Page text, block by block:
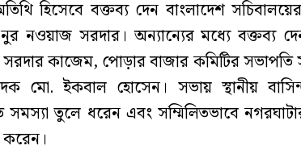
হিসেবে বক্তব্য দেন বাংলাদেশ
নওয়াজ সরদার। অন্যান্যের মধ্যে বক্তব্য
কাজেম, পোড়ার বাজার কমিটির
মো. ইকবাল হোসেন। সভায় স্থানীয়
তুলে ধরেন এবং সম্মিলিতভাবে
করেন।